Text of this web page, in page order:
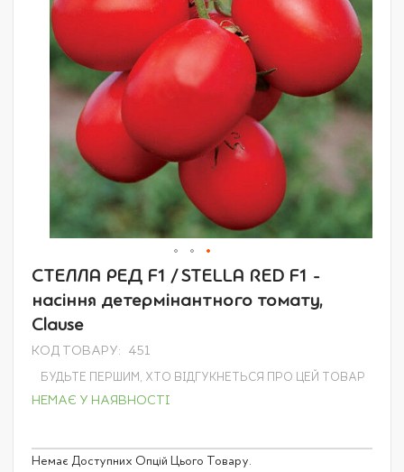
Перейти
початку
галереї
СТЕЛЛА РЕД F1 / STELLA RED F1 -
насіння детермінантного томату,
Clause
КОД ТОВАРУ 451
БУДЬТЕ ПЕРШИМ, ХТО ВІДГУКНЕТЬСЯ ПРО ЦЕЙ ТОВАР
НЕМАЄ У НАЯВНОСТІ
Grouped
Немає Доступних Опцій Цього Товару.